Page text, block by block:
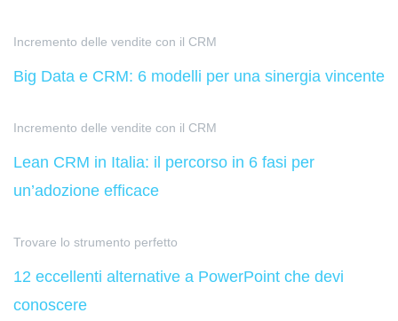
Incremento delle vendite con il CRM
Big Data e CRM: 6 modelli per una sinergia vincente
Incremento delle vendite con il CRM
Lean CRM in Italia: il percorso in 6 fasi per
un’adozione efficace
Trovare lo strumento perfetto
12 eccellenti alternative a PowerPoint che devi
conoscere